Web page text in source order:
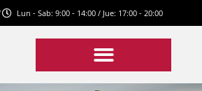
Lun - Sab: 9:00 - 14:00 / Jue: 17:00 - 20:00